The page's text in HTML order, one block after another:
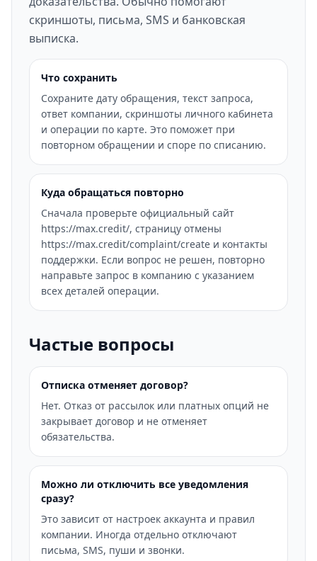
скриншоты, письма, SMS и банковская
выписка.
Что сохранить
Сохраните дату обращения, текст запроса,
ответ компании, скриншоты личного кабинета
и операции по карте. Это поможет при
повторном обращении и споре по списанию.
Куда обращаться повторно
Сначала проверьте официальный сайт
https://max.credit/, страницу отмены
https://max.credit/complaint/create и контакты
поддержки. Если вопрос не решен, повторно
направьте запрос в компанию с указанием
всех деталей операции.
Частые вопросы
Отписка отменяет договор?
Нет. Отказ от рассылок или платных опций не
закрывает договор и не отменяет
обязательства.
Можно ли отключить все уведомления
сразу?
Это зависит от настроек аккаунта и правил
компании. Иногда отдельно отключают
письма, SMS, пуши и звонки.